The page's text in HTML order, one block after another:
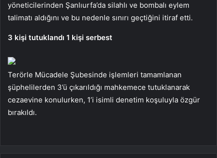
yöneticilerinden Şanlıurfa’da silahlı ve bombalı eylem
talimatı aldığını ve bu nedenle sınırı geçtiğini itiraf etti.
3 kişi tutuklandı 1 kişi serbest
Terörle Mücadele Şubesinde işlemleri tamamlanan
şüphelilerden 3’ü çıkarıldığı mahkemece tutuklanarak
cezaevine konulurken, 1’i isimli denetim koşuluyla özgür
bırakıldı.